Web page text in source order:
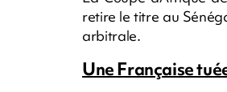
retire le titre au
arbitrale.
Une Française